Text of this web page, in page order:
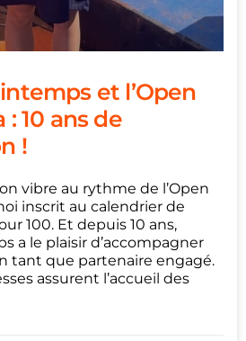
et l’Open
: 10 ans de
!
vibre au rythme de l’Open
inscrit au calendrier de
100. Et depuis 10 ans,
a le plaisir d’accompagner
tant que partenaire engagé.
assurent l’accueil des